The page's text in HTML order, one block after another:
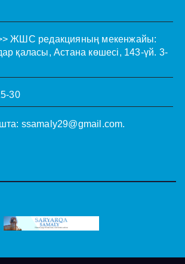
ЖШС редакцияның мекенжайы:
қаласы, Астана көшесі, 143-үй. 3-
30
ssamaly29@gmail.com.